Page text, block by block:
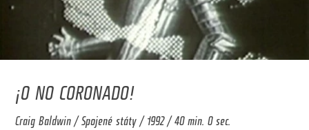
¡O NO CORONADO!
Craig Baldwin / Spojené státy / 1992 / 40 min. 0 sec.